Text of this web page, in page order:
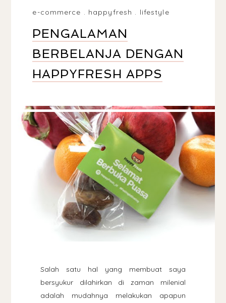
e-commerce
happyfresh lifestyle
PENGALAMAN
BERBELANJA DENGAN
HAPPYFRESH APPS
Salah satu hal yang membuat saya
bersyukur dilahirkan di zaman milenial
adalah mudahnya melakukan apapun